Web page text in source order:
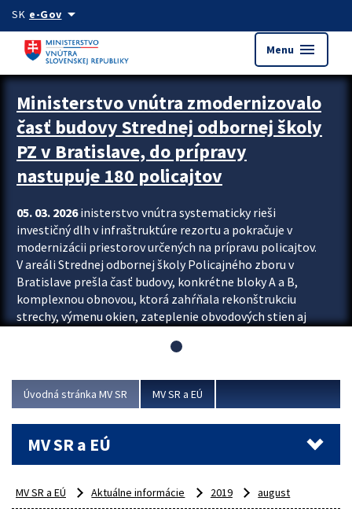
Preskocit na hlavný obsah
SK e-Govarrow_drop_down
Menu menu
Ministerstvo vnútra zmodernizovalo
časť budovy Strednej odbornej školy
PZ v Bratislave, do prípravy
nastupuje 180 policajtov
05. 03. 2026inisterstvo vnútra systematicky rieši
investičný dlh v infraštruktúre rezortu a pokračuje v
modernizácii priestorov určených na prípravu policajtov.
V areáli Strednej odbornej školy Policajného zboru v
Bratislave prešla časť budovy, konkrétne bloky A a B,
komplexnou obnovou, ktorá zahŕňala rekonštrukciu
strechy, výmenu okien, zateplenie obvodových stien aj
aj interiéru, kde vznikli nové učebne a moderné
Viac
Úvodná stránka MV SR MV SR a EÚ
MV SR a EÚ
MV SR a EÚ Aktuálne informácie 2019 august